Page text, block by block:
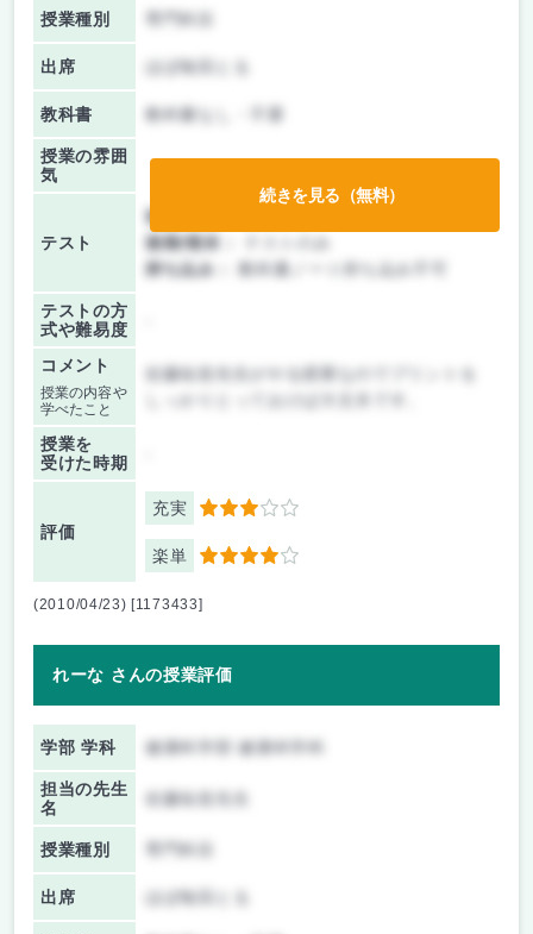
授業種別
出席 ほぼ毎回とる
教科書 教科書なし・不要
授業の雰囲
気
テスト
前期/中間：
後期/期末：
持ち込み：
教科書ノート持ち込み不可
テストの方
式や難易度
コメント
授業の内容や
学べたこと
佐藤祐造先生がやる授業なのでプリントを
授業を
受けた時期
評価
充実 3
楽単 4
続きを見る（無料）
(2010/04/23) [1173433]
れーな さんの授業評価
学部 学科 健康科学部 健康科学科
担当の先生
名
佐藤祐造先生
授業種別
出席 ほぼ毎回とる